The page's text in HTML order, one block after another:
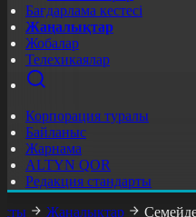
Бағдарлама кестесі
Жаңалықтар
Жобалар
Телехикаялар
Корпорация туралы
Байланыс
Жарнама
ALTYN QOR
Редакция стандарты
Жаңалықтар